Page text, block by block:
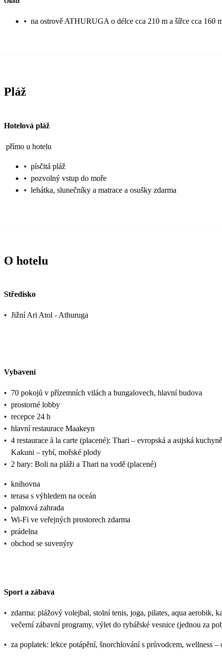
• na ostrově ATHURUGA o délce cca 210 m a šířce cca 160
Pláž
Hotelová pláž
přímo u hotelu
• písčitá pláž
• pozvolný vstup do moře
• lehátka, slunečníky a matrace a osušky zdarma
O hotelu
Středisko
• Jižní Ari Atol - Athuruga
Vybavení
• 70 pokojů v přízemních vilách a bungalovech, hlavní budova
• prostorné lobby
• recepce 24 h
• hlavní restaurace Maakeyn
• 4 restaurace à la carte (placené): Thari – evropská a asijská
Kakuni – rybí, mořské plody
• 2 bary: Boli na pláži a Thari na vodě (placené)
• knihovna
• terasa s výhledem na oceán
• palmová zahrada
• Wi-Fi ve veřejných prostorech zdarma
• prádelna
• obchod se suvenýry
Sport a zábava
• zdarma: plážový volejbal, stolní tenis, joga, pilates, aqua aerobik,
večerní zábavní programy, výlet do rybářské vesnice (jednou za
• za poplatek: lekce potápění, šnorchlování s průvodcem, wellness –